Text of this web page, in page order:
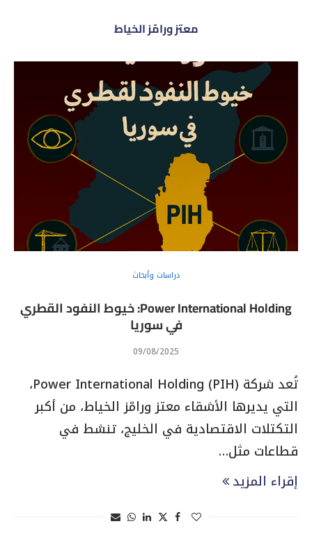
معتز ورامّز الخياط
دراسات وأبحاث
Power International Holding: خيوط النفود القطري
في سوريا
09/08/2025
تُعد شركة Power International Holding (PIH)،
التي يديرها الأشقاء معتز ورامّز الخياط، من أكبر
التكتلات الاقتصادية في الخليج، تنشط في
قطاعات مثل…
إقراء المزيد